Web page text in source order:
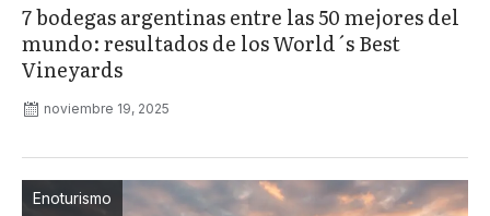
7 bodegas argentinas entre las 50 mejores del
mundo: resultados de los World´s Best
Vineyards
noviembre 19, 2025
Enoturismo